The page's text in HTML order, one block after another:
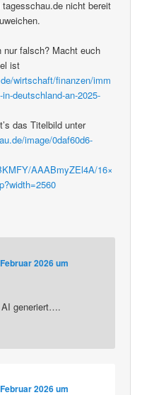
nicht bereit
falsch? Macht euch
ist
wirtschaft/finanzen/imm
deutschland-an-2025-
das Titelbild unter
image/0daf60d6-
AAABmyZEl4A/16×
2026 um
generiert….
2026 um